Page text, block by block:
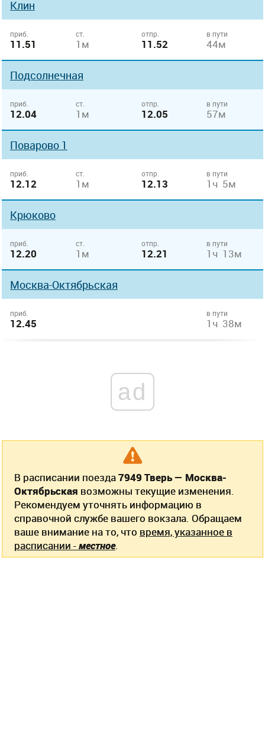
Клин
приб.
11.51
ст.
1м
отпр.
11.52
в пути
44м
Подсолнечная
приб.
12.04
ст.
1м
отпр.
12.05
в пути
57м
Поварово 1
приб.
12.12
ст.
1м
отпр.
12.13
в пути
1ч 5м
Крюково
приб.
12.20
ст.
1м
отпр.
12.21
в пути
1ч 13м
Москва-Октябрьская
приб.
12.45
в пути
1ч 38м
ad
В расписании поезда7949 Тверь — Москва-
Октябрьская возможны текущие изменения.
Рекомендуем уточнять информацию в
справочной службе вашего вокзала. Обращаем
ваше внимание на то, что время, указанное в
расписании -местное.